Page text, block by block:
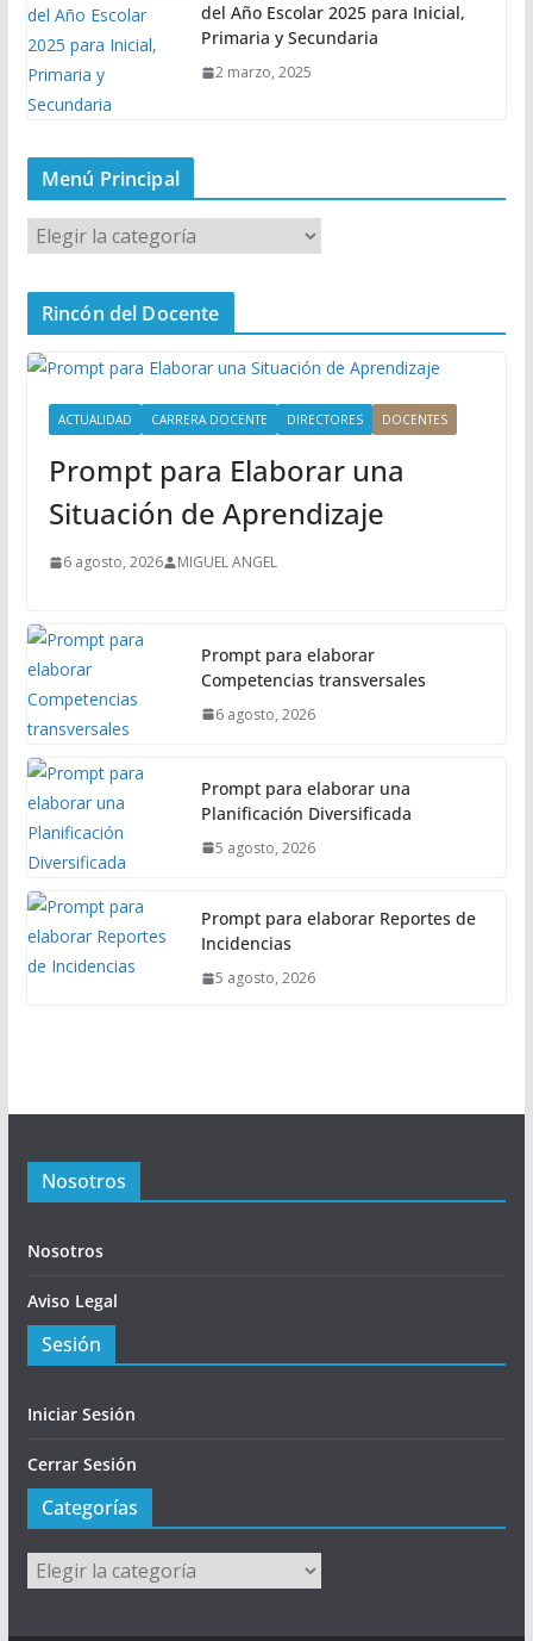
del Año Escolar 2025 para Inicial,
Primaria y Secundaria
2 marzo, 2025
Menú Principal
M
e
n
P
Rincón del Docente
ACTUALIDAD CARRERA DOCENTE DIRECTORES DOCENTES
Prompt para Elaborar una
Situación de Aprendizaje
6 agosto, 2026 MIGUEL ANGEL
Prompt para elaborar
Competencias transversales
6 agosto, 2026
Prompt para elaborar una
Planificación Diversificada
5 agosto, 2026
Prompt para elaborar Reportes de
Incidencias
5 agosto, 2026
Nosotros
Nosotros
Aviso Legal
Sesión
Iniciar Sesión
Cerrar Sesión
Categorías
Categorías